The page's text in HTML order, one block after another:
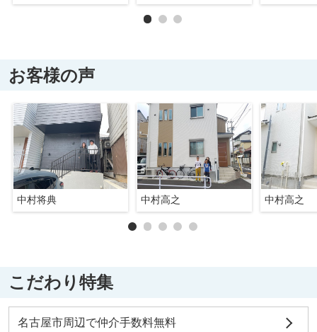
お客様の声
中村将典 中村高之 中村高之
こだわり特集
名古屋市周辺で仲介手数料無料